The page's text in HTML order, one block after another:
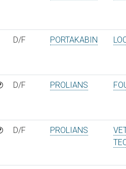
D/F PORTAKABIN
D/F PROLIANS
D/F PROLIANS